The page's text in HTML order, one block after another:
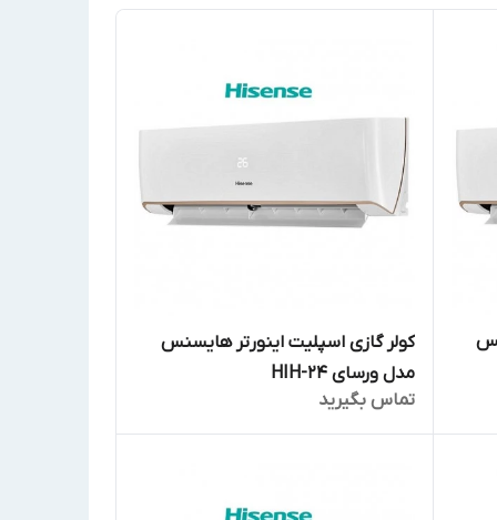
کولر گازی اسپلیت اینورتر هایسنس
مدل ورسای HIH-24
تماس بگیرید